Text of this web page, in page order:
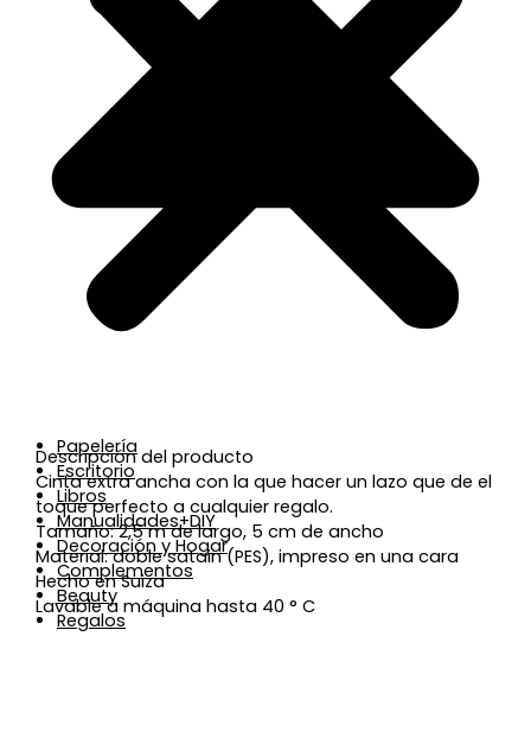
Papelería
Escritorio
Libros
Manualidades+DIY
Decoración y Hogar
Complementos
Beauty
Regalos
Descripción del producto
Cinta extra ancha con la que hacer un lazo que de el
toque perfecto a cualquier regalo.
Tamaño: 2,5 m de largo, 5 cm de ancho
Material: doble satain (PES), impreso en una cara
Hecho en Suiza
Lavable a máquina hasta 40 ° C